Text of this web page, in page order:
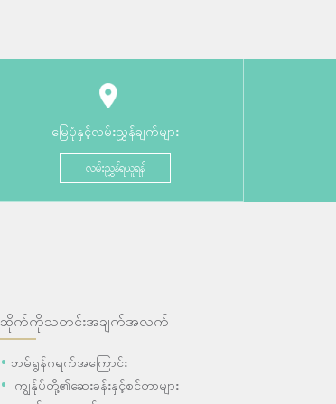
မြေပုံနှင့်လမ်းညွှန်ချက်များ
လမ်းညွှန်ရယူရန်
ဆိုက်ကိုသတင်းအချက်အလက်
ဘမ်ရွန်ဂရက်အကြောင်း
ကျွန်ုပ်တို့၏ဆေးခန်းနှင့်စင်တာများ